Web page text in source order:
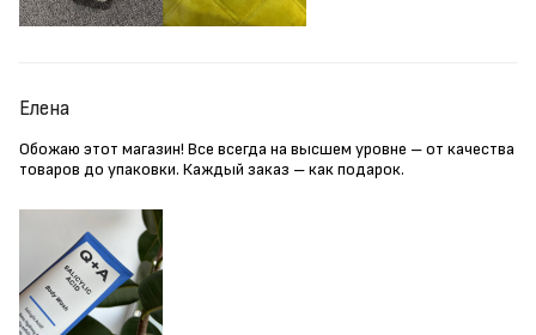
Елена
Обожаю этот магазин! Все всегда на высшем уровне – от качества
товаров до упаковки. Каждый заказ – как подарок.